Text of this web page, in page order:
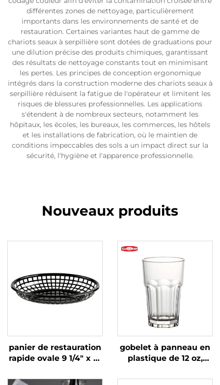
différentes zones de nettoyage, particulièrement
importants dans les environnements de santé et de
restauration. Certaines variantes haut de gamme de
chariots seaux à serpillière sont dotées de graduations pour
une dilution précise des produits chimiques, garantissant
des résultats de nettoyage constants tout en minimisant
les pertes. Les principes de conception ergonomique
intégrés dans la construction moderne des chariots seaux à
serpillière réduisent la fatigue de l'opérateur et limitent les
risques de blessures professionnelles. Les applications
s'étendent à de nombreux secteurs, notamment les
hôpitaux, les écoles, les bureaux, les commerces, les hôtels
et les installations de fabrication, où le maintien de
conditions impeccables des sols a un impact direct sur la
sécurité, l'hygiène et l'apparence professionnelle.
Nouveaux produits
panier de restauration
rapide ovale 9 1/4" x 6"
noir, SE3017BK
gobelet à panneau en
plastique de 12 oz,
transparent, DR3014CL